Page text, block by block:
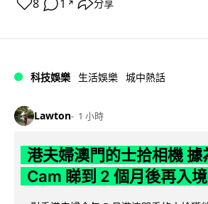
8 1 ↗ 分享
科技娛樂 生活娛樂 城中熱話
Lawton 1 小時
港夫婦澳門的士拾相機 據
Cam 睇到 2 個月後再入